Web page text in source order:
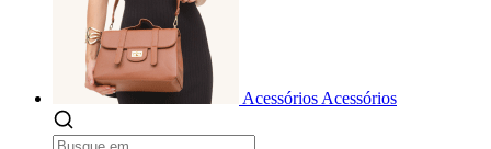
Acessórios Acessórios